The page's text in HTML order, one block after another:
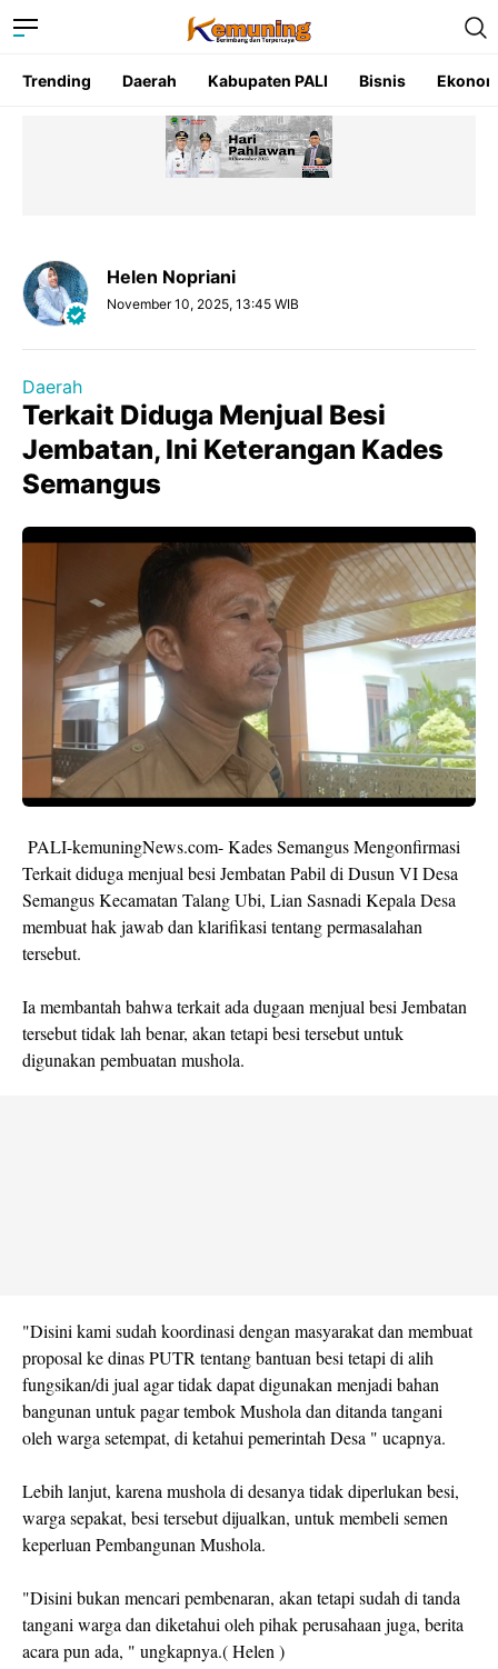
Trending Daerah Kabupaten PALI Bisnis
Helen Nopriani
November 10, 2025, 13:45 WIB
Daerah
Terkait Diduga Menjual Besi
Jembatan, Ini Keterangan Kades
Semangus
PALI-kemuningNews.com- Kades Semangus Mengonfirmasi
Terkait diduga menjual besi Jembatan Pabil di Dusun VI Desa
Semangus Kecamatan Talang Ubi, Lian Sasnadi Kepala Desa
membuat hak jawab dan klarifikasi tentang permasalahan
tersebut.
Ia membantah bahwa terkait ada dugaan menjual besi Jembatan
tersebut tidak lah benar, akan tetapi besi tersebut untuk
digunakan pembuatan mushola.
"Disini kami sudah koordinasi dengan masyarakat dan membuat
proposal ke dinas PUTR tentang bantuan besi tetapi di alih
fungsikan/di jual agar tidak dapat digunakan menjadi bahan
bangunan untuk pagar tembok Mushola dan ditanda tangani
oleh warga setempat, di ketahui pemerintah Desa " ucapnya.
Lebih lanjut, karena mushola di desanya tidak diperlukan besi,
warga sepakat, besi tersebut dijualkan, untuk membeli semen
keperluan Pembangunan Mushola.
"Disini bukan mencari pembenaran, akan tetapi sudah di tanda
tangani warga dan diketahui oleh pihak perusahaan juga, berita
acara pun ada, " ungkapnya.( Helen )